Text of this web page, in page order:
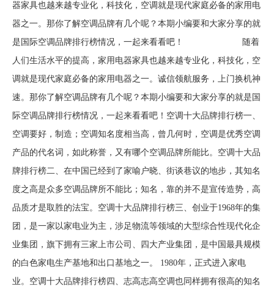
器家具也越来越专业化，科技化，空调就是现代家庭必备的家用电
器之一。那你了解空调品牌有几个呢？本期小编要和大家分享的就
是国际空调品牌排行榜情况，一起来看看吧！ 随着
人们生活水平的提高，家用电器家具也越来越专业化，科技化，空
调就是现代家庭必备的家用电器之一。诚信领航服务，上门换机神
速。那你了解空调品牌有几个呢？本期小编要和大家分享的就是国
际空调品牌排行榜情况，一起来看看吧！空调十大品牌排行榜一、
空调要好，制造；空调知名度相当高，曾几何时，空调是优秀空调
产品的代名词，如此称誉，又有哪个空调品牌所能比。空调十大品
牌排行榜二、在中国已经到了家喻户晓、街谈巷议的地步，其知名
度之高是众多空调品牌所不能比；知名，靠的并不是宣传造势，高
品质才是取胜的法宝。空调十大品牌排行榜三、创业于1968年的集
团，是一家以家电业为主，涉足物流等领域的大型综合性现代化企
业集团，旗下拥有三家上市公司、四大产业集团，是中国最具规模
的白色家电生产基地和出口基地之一。 1980年，正式进入家电
业。空调十大品牌排行榜四、志高志高空调也同样拥有很高的知名